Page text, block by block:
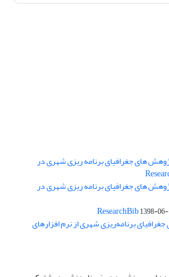
های جغرافیای برنامه ریزی شهری در
های جغرافیای برنامه ریزی شهری در
1398-
برنامه‌ریزی شهری از نرم افزارهای